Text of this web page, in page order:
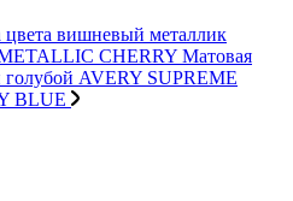
цвета вишневый металлик
CHERRY Матовая
AVERY SUPREME
BLUE